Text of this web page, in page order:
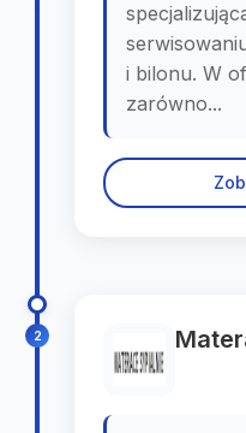
i bilonu. W
zarówno...
2